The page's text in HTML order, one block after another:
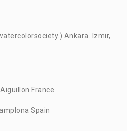
Ankara. Izmir,
France
Spain